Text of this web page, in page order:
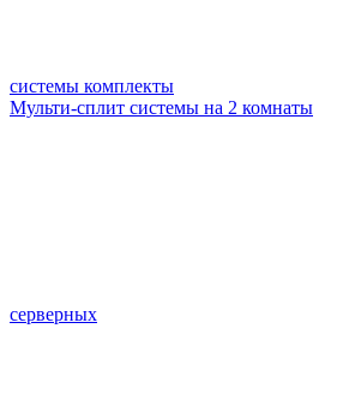
системы комплекты
Мульти-сплит системы на 2 комнаты
серверных